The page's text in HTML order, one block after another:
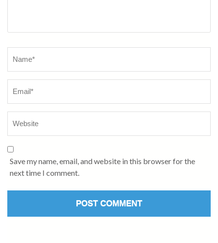
Save my name, email, and website in this browser for the
next time I comment.